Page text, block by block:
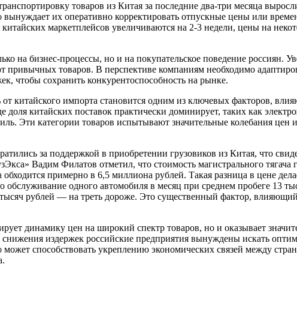
товаров из Китая за последние два-три месяца
их оперативно корректировать отпускные цены или
маркетплейсов увеличиваются на 2-3 недели, цены на
на бизнес-процессы, но и на покупательское поведение россиян.
привычных товаров. В перспективе компаниям необходимо
чтобы сохранить конкурентоспособность на рынке.
китайского импорта становится одним из ключевых факторов,
китайских поставок практически доминирует, таких как
Эти категории товаров испытывают значительные колебания цен
за поддержкой в приобретении грузовиков из Китая, что
Вадим Филатов отметил, что стоимость магистрального тягача
примерно в 6,5 миллиона рублей. Такая разница в цене
одного автомобиля в месяц при среднем пробеге 13
тысяч рублей — на треть дороже. Это существенный фактор,
динамику цен на широкий спектр товаров, но и оказывает
издержек российские предприятия вынуждены искать
способствовать укреплению экономических связей между